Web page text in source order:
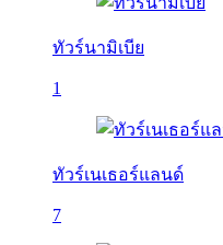
ทัวร์นามิเบีย
1
ทัวร์เนเธอร์แลนด์
7